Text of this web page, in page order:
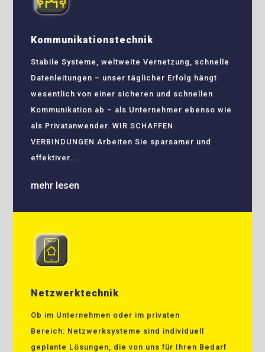
Kommunikationstechnik
Stabile Systeme, weltweite Vernetzung, schnelle
Datenleitungen – unser täglicher Erfolg hängt
wesentlich von einer sicheren und schnellen
Kommunikation ab – als Unternehmer ebenso wie
als Privatanwender. WIR SCHAFFEN
VERBINDUNGEN Arbeiten Sie sparsamer und
effektiver...
mehr lesen
Netzwerktechnik
Ob im Unternehmen oder im privaten
Bereich: Netzwerksysteme sind individuell
geplante Lösungen, die von uns für Ihren Bedarf